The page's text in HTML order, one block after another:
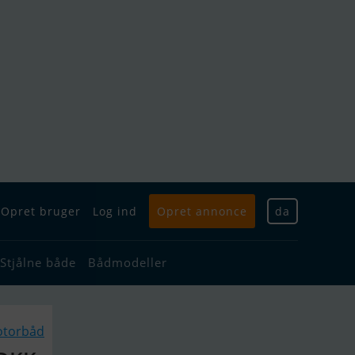
Opret bruger Log ind Opret annonce da
Stjålne både Bådmodeller